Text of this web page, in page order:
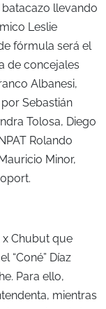
llevando
Leslie
fórmula será el
de concejales
Albanesi,
Sebastián
Tolosa, Diego
Rolando
Minor,
x Chubut que
“Coné” Díaz
Para ello,
mientras